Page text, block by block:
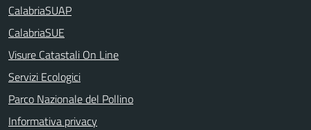
CalabriaSUAP
CalabriaSUE
Visure Catastali On Line
Servizi Ecologici
Parco Nazionale del Pollino
Informativa privacy